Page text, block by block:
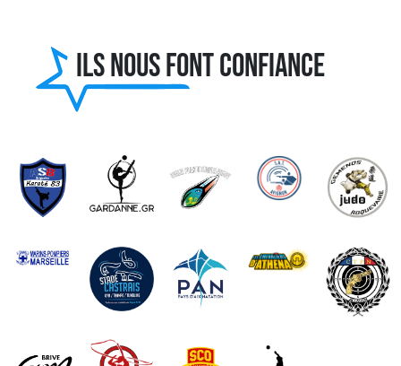
Ils nous font confiance